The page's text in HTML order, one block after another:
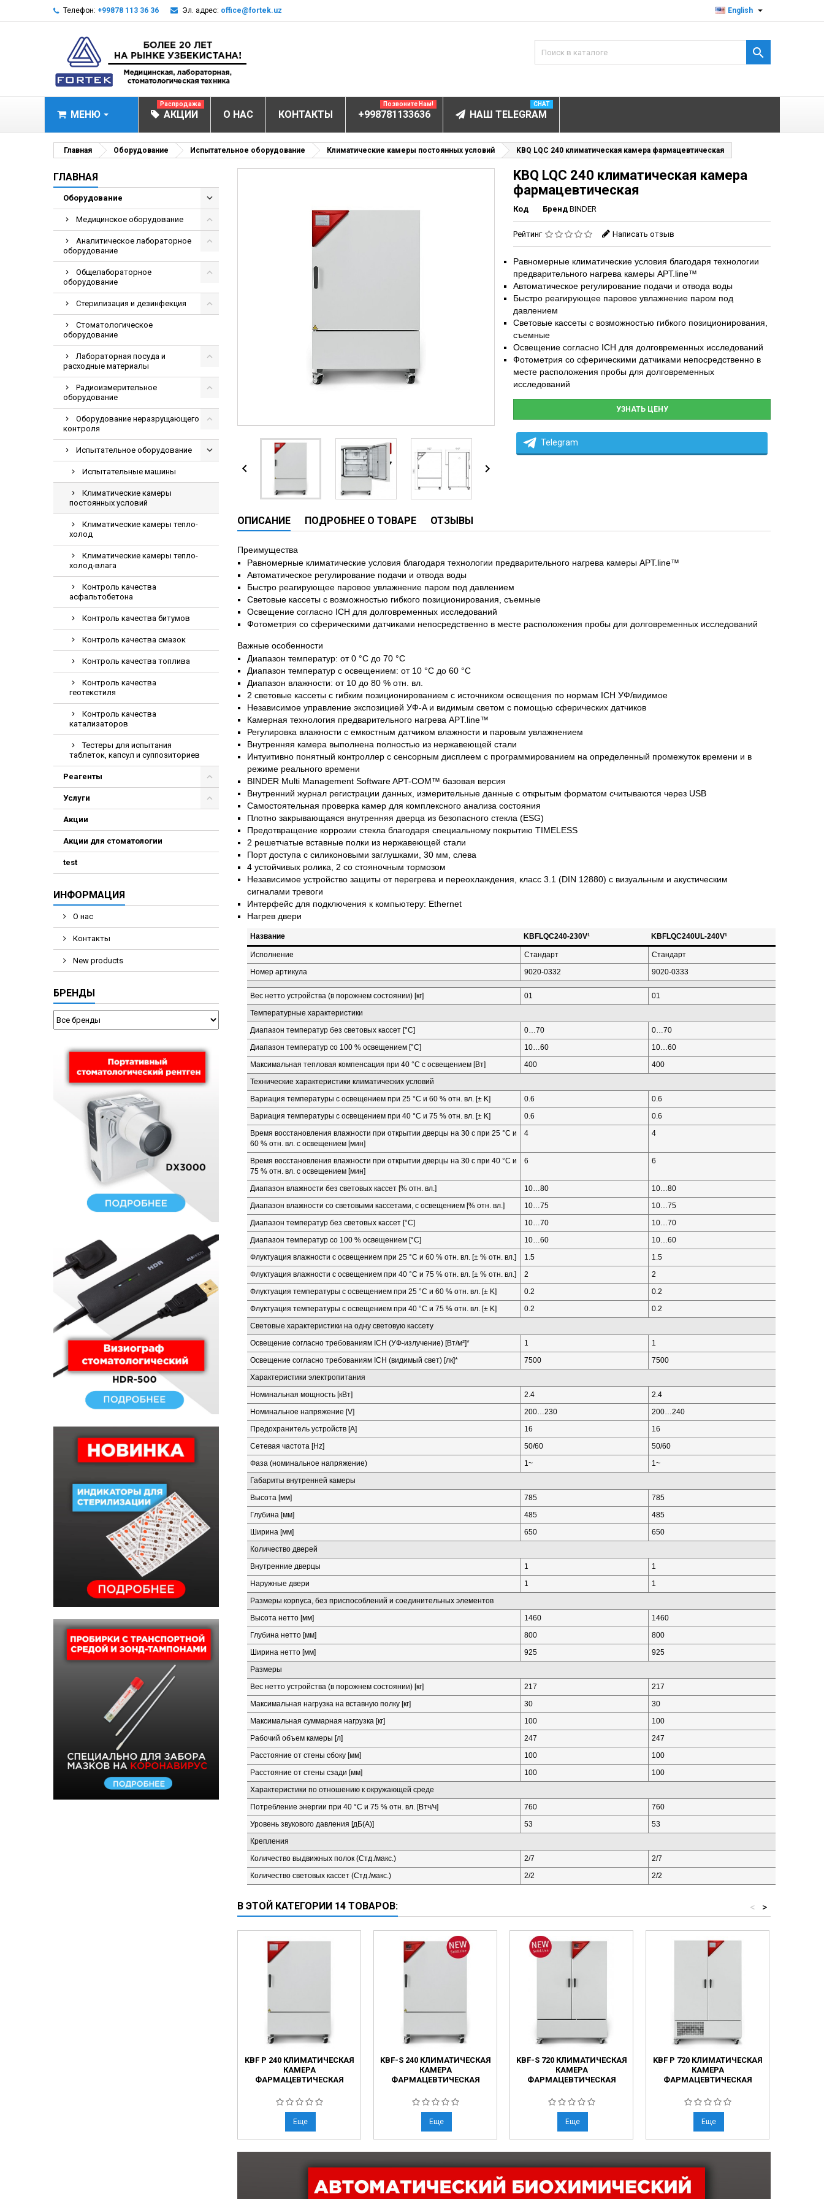
Телефон: +99878 113 36 36 Эл. адрес: office@fortek.uz English 

МЕНЮ
МЕДИЦИНСКОЕ ОБОРУДОВАНИЕ
Анализаторы иммунохемилюминесцентные (ИХЛА)
Анализаторы мочи
Биохимические анализаторы
Видеокольпоскопы
Видеоэндоскопические системы
Гематологические анализаторы
ИФА-анализаторы и вошеры
Коагулометрия
ПЦР анализаторы
Рентгеновские аппараты
Тракционные кровати
Электрокардиографы
Электрохирургические коагуляторы
Экстракторы
АКЦИИ
Распродажа
О НАС КОНТАКТЫ +998781133636
Позвоните Нам!
НАШ TELEGRAM
CHAT
Главная Оборудование Испытательное оборудование Климатические камеры постоянных условий KBQ LQC 240 климатическая камера фармацевтическая
ГЛАВНАЯ
Оборудование
Медицинское оборудование
Аналитическое лабораторное
оборудование
Общелабораторное
оборудование
Стерилизация и дезинфекция
Стоматологическое
оборудование
Лабораторная посуда и
расходные материалы
Радиоизмерительное
оборудование
Оборудование неразрущающего
контроля
Испытательное оборудование
Испытательные машины
Климатические камеры
постоянных условий
Климатические камеры тепло-
холод
Климатические камеры тепло-
холод-влага
Контроль качества
асфальтобетона
Контроль качества битумов
Контроль качества смазок
Контроль качества топлива
Контроль качества
геотекстиля
Контроль качества
катализаторов
Тестеры для испытания
таблеток, капсул и суппозиториев
Реагенты
Услуги
Акции
Акции для стоматологии
test
ИНФОРМАЦИЯ
О нас
Контакты
New products
БРЕНДЫ
 
KBQ LQC 240 климатическая камера
фармацевтическая
Код Бренд BINDER
Рейтинг Написать отзыв
Равномерные климатические условия благодаря технологии
предварительного нагрева камеры APT.line™
Автоматическое регулирование подачи и отвода воды
Быстро реагирующее паровое увлажнение паром под
давлением
Световые кассеты с возможностью гибкого позиционирования,
съемные
Освещение согласно ICH для долговременных исследований
Фотометрия со сферическими датчиками непосредственно в
месте расположения пробы для долговременных
исследований
УЗНАТЬ ЦЕНУ
Telegram
ОПИСАНИЕ ПОДРОБНЕЕ О ТОВАРЕ ОТЗЫВЫ
Преимущества
Равномерные климатические условия благодаря технологии предварительного нагрева камеры APT.line™
Автоматическое регулирование подачи и отвода воды
Быстро реагирующее паровое увлажнение паром под давлением
Световые кассеты с возможностью гибкого позиционирования, съемные
Освещение согласно ICH для долговременных исследований
Фотометрия со сферическими датчиками непосредственно в месте расположения пробы для долговременных исследований
Важные особенности
Диапазон температур: от 0 °C до 70 °C
Диапазон температур с освещением: от 10 °C до 60 °C
Диапазон влажности: от 10 до 80 % отн. вл.
2 световые кассеты с гибким позиционированием с источником освещения по нормам ICH УФ/видимое
Независимое управление экспозицией УФ-A и видимым светом с помощью сферических датчиков
Камерная технология предварительного нагрева APT.line™
Регулировка влажности с емкостным датчиком влажности и паровым увлажнением
Внутренняя камера выполнена полностью из нержавеющей стали
Интуитивно понятный контроллер с сенсорным дисплеем с программированием на определенный промежуток времени и в
режиме реального времени
BINDER Multi Management Software APT-COM™ базовая версия
Внутренний журнал регистрации данных, измерительные данные с открытым форматом считываются через USB
Самостоятельная проверка камер для комплексного анализа состояния
Плотно закрывающаяся внутренняя дверца из безопасного стекла (ESG)
Предотвращение коррозии стекла благодаря специальному покрытию TIMELESS
2 решетчатые вставные полки из нержавеющей стали
Порт доступа с силиконовыми заглушками, 30 мм, слева
4 устойчивых ролика, 2 со стояночным тормозом
Независимое устройство защиты от перегрева и переохлаждения, класс 3.1 (DIN 12880) с визуальным и акустическим
сигналами тревоги
Интерфейс для подключения к компьютеру: Ethernet
Нагрев двери
Название KBFLQC240-230V¹ KBFLQC240UL-240V¹
Исполнение Стандарт
Стандарт
Номер артикула
9020-0332 9020-0333
Вес нетто устройства (в порожнем состоянии) [кг] 01
01
Температурные характеристики
Диапазон температур без световых кассет [°C]
0…70
0…70
Диапазон температур со 100 % освещением [°C]
10…60
10…60
Максимальная тепловая компенсация при 40 °C с освещением [Вт]
400
400
Технические характеристики климатических условий
Вариация температуры с освещением при 25 °C и 60 % отн. вл. [± K]
0.6
0.6
Вариация температуры с освещением при 40 °C и 75 % отн. вл. [± K]
0.6
0.6
Время восстановления влажности при открытии дверцы на 30 с при 25 °C и
60 % отн. вл. с освещением [мин]
4 4
Время восстановления влажности при открытии дверцы на 30 с при 40 °C и
75 % отн. вл. с освещением [мин]
6 6
Диапазон влажности без световых кассет [% отн. вл.] 10…80
10…80
Диапазон влажности со световыми кассетами, с освещением [% отн. вл.]
10…75
10…75
Диапазон температур без световых кассет [°C]
10…70
10…70
Диапазон температур со 100 % освещением [°C]
10…60
10…60
Флуктуация влажности с освещением при 25 °C и 60 % отн. вл. [± % отн. вл.]
1.5
1.5
Флуктуация влажности с освещением при 40 °C и 75 % отн. вл. [± % отн. вл.]
2
2
Флуктуация температуры с освещением при 25 °C и 60 % отн. вл. [± K]
0.2
0.2
Флуктуация температуры с освещением при 40 °C и 75 % отн. вл. [± K]
0.2
0.2
Световые характеристики на одну световую кассету
Освещение согласно требованиям ICH (УФ-излучение) [Вт/м²]*
1
1
Освещение согласно требованиям ICH (видимый свет) [лк]*
7500
7500
Характеристики электропитания
Номинальная мощность [кВт]
2.4
2.4
Номинальное напряжение [V]
200…230
200…240
Предохранитель устройств [A]
16
16
Сетевая частота [Hz]
50/60
50/60
Фаза (номинальное напряжение)
1~
1~
Габариты внутренней камеры
Высота [мм]
785
785
Глубина [мм]
485
485
Ширина [мм]
650
650
Количество дверей
Внутренние дверцы
1
1
Наружные двери
1
1
Размеры корпуса, без приспособлений и соединительных элементов
Высота нетто [мм]
1460
1460
Глубина нетто [мм]
800
800
Ширина нетто [мм]
925
925
Размеры
Вес нетто устройства (в порожнем состоянии) [кг]
217
217
Максимальная нагрузка на вставную полку [кг]
30
30
Максимальная суммарная нагрузка [кг]
100
100
Рабочий объем камеры [л]
247
247
Расстояние от стены сбоку [мм]
100
100
Расстояние от стены сзади [мм]
100
100
Характеристики по отношению к окружающей среде
Потребление энергии при 40 °C и 75 % отн. вл. [Втч/ч]
760
760
Уровень звукового давления [дБ(А)]
53
53
Крепления
Количество выдвижных полок (Стд./макс.)
2/7
2/7
Количество световых кассет (Стд./макс.)
2/2 2/2
В ЭТОЙ КАТЕГОРИИ 14 ТОВАРОВ: >
<
KBF P 240 КЛИМАТИЧЕСКАЯ
КАМЕРА
ФАРМАЦЕВТИЧЕСКАЯ
Еще
KBF-S 240 КЛИМАТИЧЕСКАЯ
КАМЕРА
ФАРМАЦЕВТИЧЕСКАЯ
Еще
KBF-S 720 КЛИМАТИЧЕСКАЯ
КАМЕРА
ФАРМАЦЕВТИЧЕСКАЯ
Еще
KBF P 720 КЛИМАТИЧЕСКАЯ
КАМЕРА
ФАРМАЦЕВТИЧЕСКАЯ
Еще